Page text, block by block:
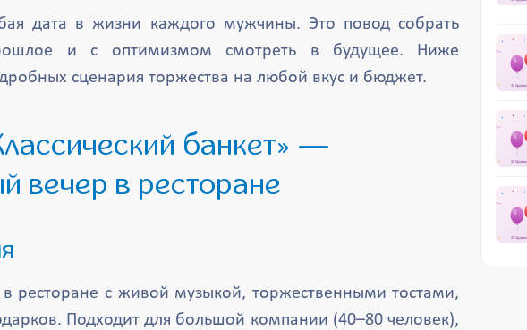
дата в жизни каждого мужчины. Это повод собрать
и с оптимизмом смотреть в будущее. Ниже
сценария торжества на любой вкус и бюджет.
вечер в ресторане
в ресторане с живой музыкой, торжественными тостами,
Подходит для большой компании (40–80 человек),